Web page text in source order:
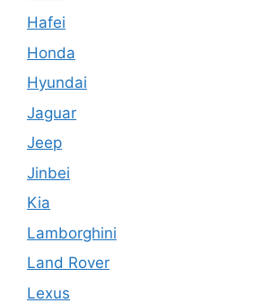
Hafei
Honda
Hyundai
Jaguar
Jeep
Jinbei
Kia
Lamborghini
Land Rover
Lexus